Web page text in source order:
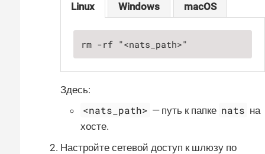
Linux Windows macOS
rm -rf "<nats_path>"
Здесь:
<nats_path> — путь к папке nats на
хосте.
Настройте сетевой доступ к шлюзу по